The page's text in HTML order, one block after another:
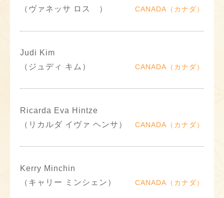
（ヴァネッサ ロス ）
CANADA（カナダ）
Judi Kim
（ジュディ キム）
CANADA（カナダ）
Ricarda Eva Hintze
（リカルダ イヴァ ヘンサ）
CANADA（カナダ）
Kerry Minchin
（キャリー ミンシェン）
CANADA（カナダ）